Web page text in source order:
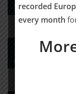
Strategy
Tax Advisory
recorded
every month